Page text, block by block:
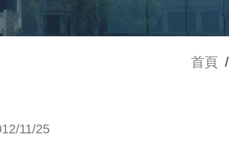
首頁 /
11/25